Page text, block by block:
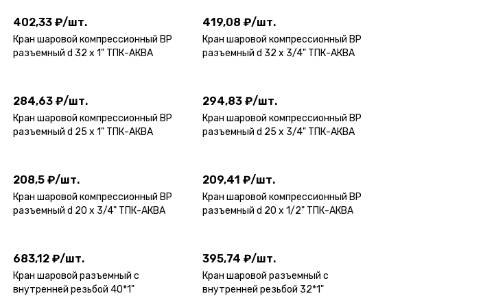
402,33 ₽/шт.
Кран шаровой компрессионный ВР
разъемный d 32 х 1" ТПК-АКВА
419,08 ₽/шт.
Кран шаровой компрессионный ВР
разъемный d 32 х 3/4" ТПК-АКВА
284,63 ₽/шт.
Кран шаровой компрессионный ВР
разъемный d 25 х 1" ТПК-АКВА
294,83 ₽/шт.
Кран шаровой компрессионный ВР
разъемный d 25 х 3/4" ТПК-АКВА
208,5 ₽/шт.
Кран шаровой компрессионный ВР
разъемный d 20 х 3/4" ТПК-АКВА
209,41 ₽/шт.
Кран шаровой компрессионный ВР
разъемный d 20 х 1/2" ТПК-АКВА
683,12 ₽/шт.
Кран шаровой разъемный с
внутренней резьбой 40*1"
395,74 ₽/шт.
Кран шаровой разъемный с
внутренней резьбой 32*1"